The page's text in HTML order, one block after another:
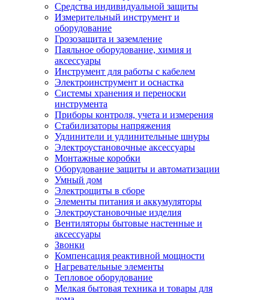
Средства индивидуальной защиты
Измерительный инструмент и
оборудование
Грозозащита и заземление
Паяльное оборудование, химия и
аксессуары
Инструмент для работы с кабелем
Электроинструмент и оснастка
Системы хранения и переноски
инструмента
Приборы контроля, учета и измерения
Стабилизаторы напряжения
Удлинители и удлинительные шнуры
Электроустановочные аксессуары
Монтажные коробки
Оборудование защиты и автоматизации
Умный дом
Электрощиты в сборе
Элементы питания и аккумуляторы
Электроустановочные изделия
Вентиляторы бытовые настенные и
аксессуары
Звонки
Компенсация реактивной мощности
Нагревательные элементы
Тепловое оборудование
Мелкая бытовая техника и товары для